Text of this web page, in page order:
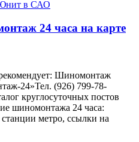
24 часа на карте
Шиномонтаж
24»Тел. (926) 799-78-
круглосуточных постов
шиномонтажа 24 часа:
метро, ссылки на